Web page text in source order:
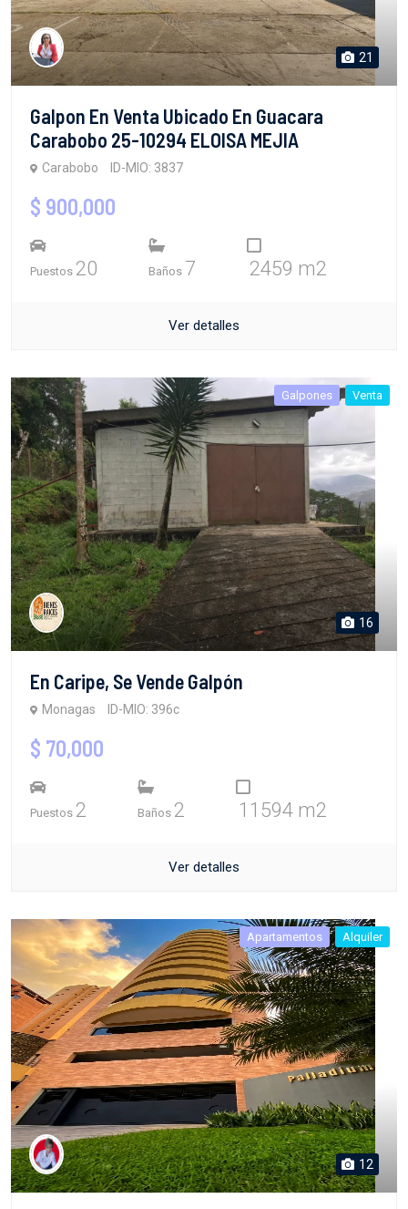
21
Galpon En Venta Ubicado En Guacara
Carabobo 25-10294 ELOISA MEJIA
Carabobo ID-MIO: 3837
$ 900,000
Puestos 20 Baños 7 2459 m2
Ver detalles
Galpones Venta
16
En Caripe, Se Vende Galpón
Monagas ID-MIO: 396c
$ 70,000
Puestos 2 Baños 2 11594 m2
Ver detalles
Apartamentos Alquiler
12